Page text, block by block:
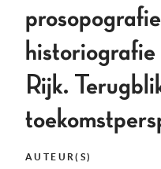
Rijk.
AUTEUR(S)